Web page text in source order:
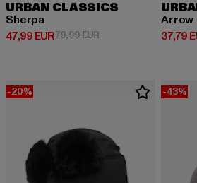
URBAN CLASSICS
Sherpa
47,99 EUR
Prix courant: 47,99 EUR
79,99 EURPrix en promotion:
Arrow
37,79
Prix
-20% -43%